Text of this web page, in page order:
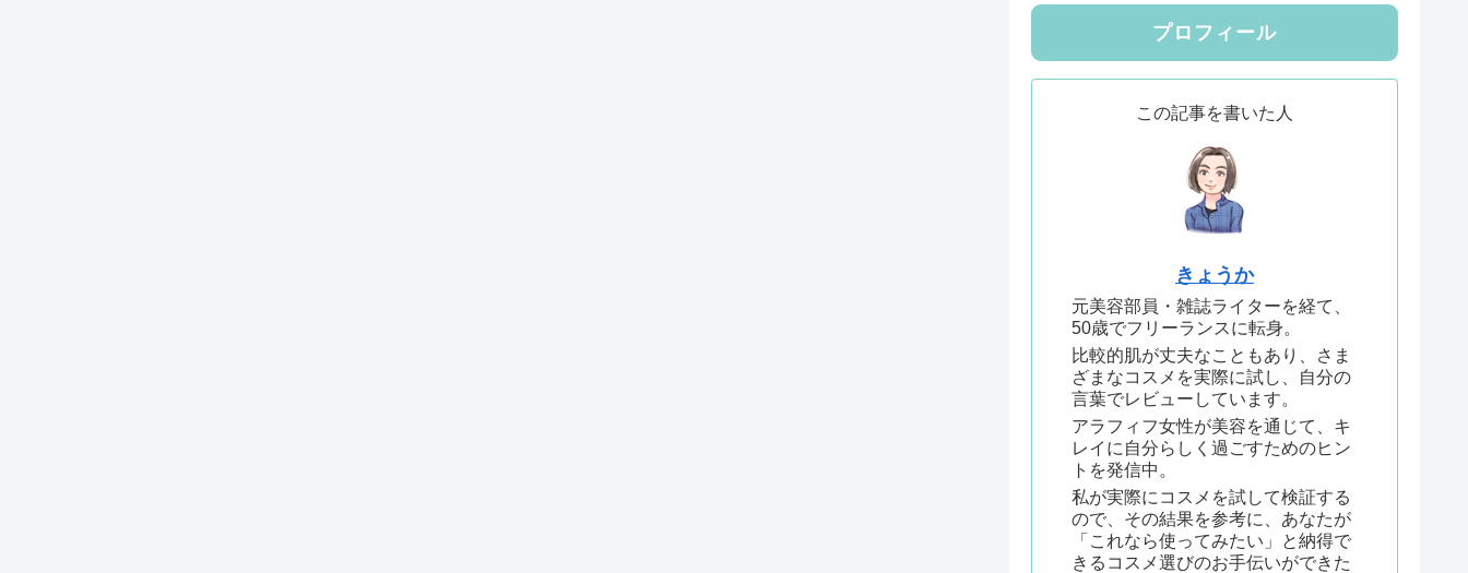
プロフィール
この記事を書いた人
きょうか
元美容部員・雑誌ライターを経て、
50歳でフリーランスに転身。
比較的肌が丈夫なこともあり、さま
ざまなコスメを実際に試し、自分の
言葉でレビューしています。
アラフィフ女性が美容を通じて、キ
レイに自分らしく過ごすためのヒン
トを発信中。
私が実際にコスメを試して検証する
ので、その結果を参考に、あなたが
「これなら使ってみたい」と納得で
きるコスメ選びのお手伝いができた